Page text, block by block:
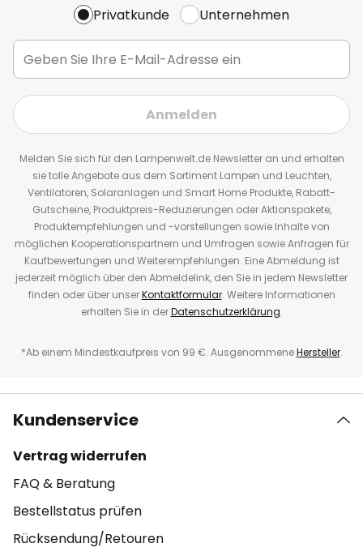
Privatkunde Unternehmen
Anmelden
Melden Sie sich für den Lampenwelt.de Newsletter an und erhalten
sie tolle Angebote aus dem Sortiment Lampen und Leuchten,
Ventilatoren, Solaranlagen und Smart Home Produkte, Rabatt-
Gutscheine, Produktpreis-Reduzierungen oder Aktionspakete,
Produktempfehlungen und -vorstellungen sowie Inhalte von
möglichen Kooperationspartnern und Umfragen sowie Anfragen für
Kaufbewertungen und Weiterempfehlungen. Eine Abmeldung ist
jederzeit möglich über den Abmeldelink, den Sie in jedem Newsletter
finden oder über unserKontaktformular. Weitere Informationen
erhalten Sie in derDatenschutzerklärung.
*Ab einem Mindestkaufpreis von 99 €. AusgenommeneHersteller.
Kundenservice
Vertrag widerrufen
FAQ & Beratung
Bestellstatus prüfen
Rücksendung/Retouren